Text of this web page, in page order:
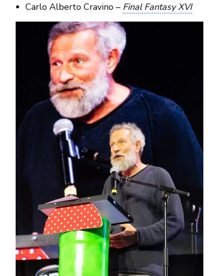
Carlo Alberto Cravino – Final Fantasy XVI